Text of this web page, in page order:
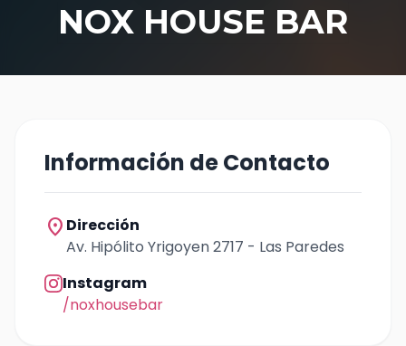
NOX HOUSE BAR
Información de Contacto
location_on Dirección
Av. Hipólito Yrigoyen 2717 - Las Paredes
Instagram
/noxhousebar